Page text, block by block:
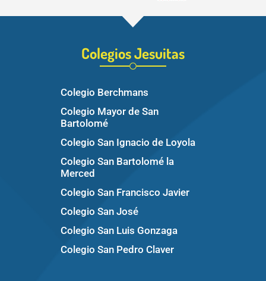
Colegios Jesuitas
Colegio Berchmans
Colegio Mayor de San
Bartolomé
Colegio San Ignacio de Loyola
Colegio San Bartolomé la
Merced
Colegio San Francisco Javier
Colegio San José
Colegio San Luis Gonzaga
Colegio San Pedro Claver